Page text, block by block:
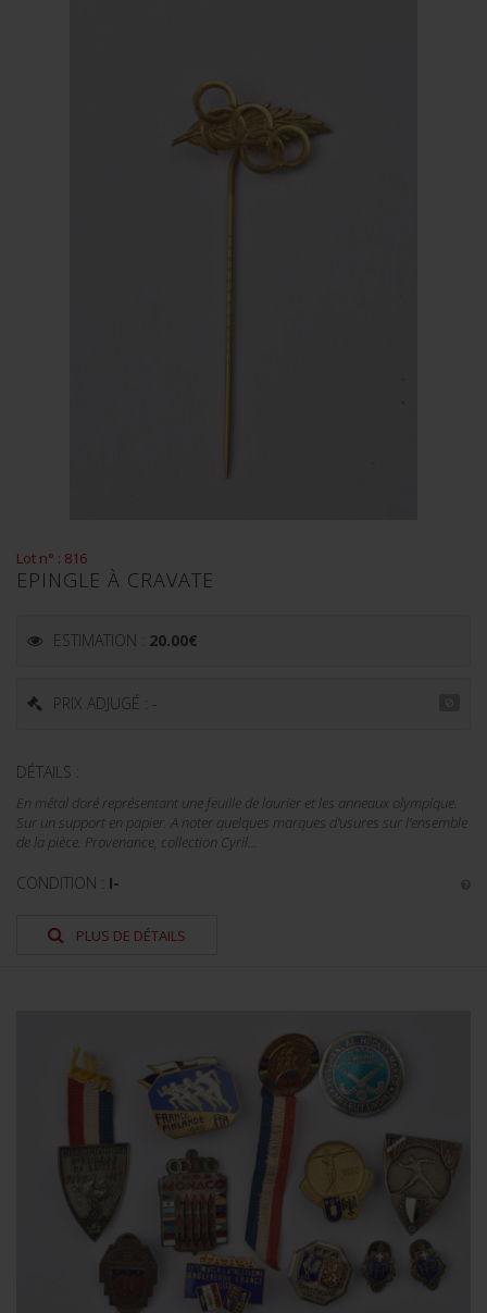
Lot n° : 816
EPINGLE À CRAVATE
ESTIMATION : 20.00€
PRIX ADJUGÉ : -
DÉTAILS :
En métal doré représentant une feuille de laurier et les anneaux olympique.
Sur un support en papier. A noter quelques marques d'usures sur l'ensemble
de la pièce. Provenance, collection Cyril...
CONDITION : I-
PLUS DE DÉTAILS